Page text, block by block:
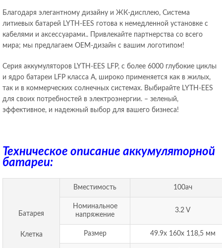
Благодаря элегантному дизайну и ЖК-дисплею, Система
литиевых батарей LYTH-EES готова к немедленной установке с
кабелями и аксессуарами.. Привлекайте партнерства со всего
мира; мы предлагаем OEM-дизайн с вашим логотипом!
Серия аккумуляторов LYTH-EES LFP, с более 6000 глубокие циклы
и ядро ​​батареи LFP класса A, широко применяется как в жилых,
так и в коммерческих солнечных системах. Выбирайте LYTH-EES
для своих потребностей в электроэнергии. – зеленый,
эффективное, и надежный выбор для вашего бизнеса!
Техническое описание аккумуляторной
батареи:
Батарея
Клетка
Вместимость 100ач
Номинальное
напряжение
3.2 V
Размер 49.9х 160х 118,5 мм